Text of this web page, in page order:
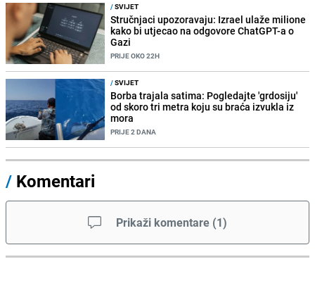
/SVIJET
Stručnjaci upozoravaju: Izrael ulaže milione
kako bi utjecao na odgovore ChatGPT-a o
Gazi
PRIJE OKO 22H
/SVIJET
Borba trajala satima: Pogledajte 'grdosiju'
od skoro tri metra koju su braća izvukla iz
mora
PRIJE 2 DANA
/ Komentari
Prikaži komentare (1)